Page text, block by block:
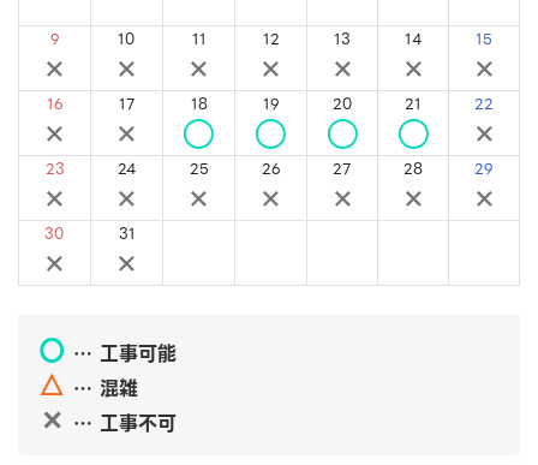
9
×
10
×
11
×
12
×
13
×
14
×
15
×
16
×
17
×
18
○
19
○
20
○
21
○
22
×
23
×
24
×
25
×
26
×
27
×
28
×
29
×
30
×
31
×
〇 … 工事可能
△ … 混雑
✕ … 工事不可